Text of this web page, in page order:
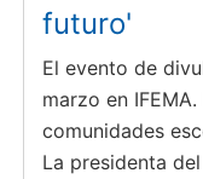
futuro'
El evento de
marzo en
comunidades
La presidenta